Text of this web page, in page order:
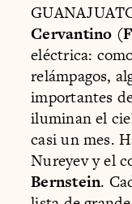
Cervantino
eléctrica:
relámpagos,
importantes
iluminan el
casi un mes.
Nureyev y el
Bernstein.